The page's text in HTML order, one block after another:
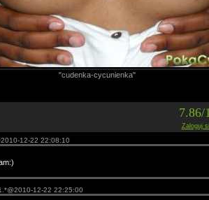
"cudenka-cycunienka"
Zaloguj
12-22 22:08:10
12-22 22:25:00